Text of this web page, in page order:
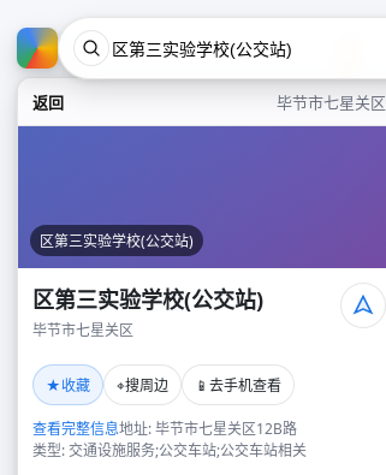
返回 毕节市七星关区
区第三实验学校(公交站)
区第三实验学校(公交站)
毕节市七星关区
★收藏 ⌖搜周边 📱 去手机查看
查看完整信息地址: 毕节市七星关区12B路
类型: 交通设施服务;公交车站;公交车站相关